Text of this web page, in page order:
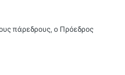
πάρεδρους, ο Πρόεδρος